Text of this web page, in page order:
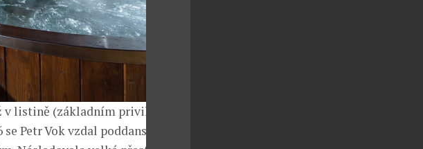
v listině (základním privilegiu
Petr Vok vzdal poddanského